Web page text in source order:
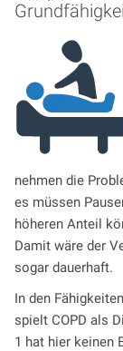
nehmen die
es müssen
höheren Anteil
Damit wäre der
sogar dauerhaft.
In den
spielt COPD als
1 hat hier keinen